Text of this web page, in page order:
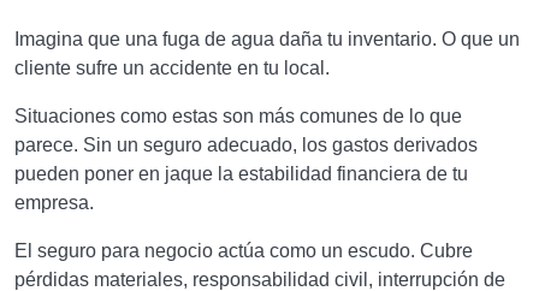
Imagina que una fuga de agua daña tu inventario. O que un
cliente sufre un accidente en tu local.
Situaciones como estas son más comunes de lo que
parece. Sin un seguro adecuado, los gastos derivados
pueden poner en jaque la estabilidad financiera de tu
empresa.
El seguro para negocio actúa como un escudo. Cubre
pérdidas materiales, responsabilidad civil, interrupción de